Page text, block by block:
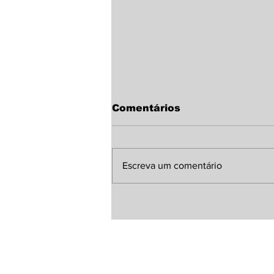
Comentários
Escreva um comentário